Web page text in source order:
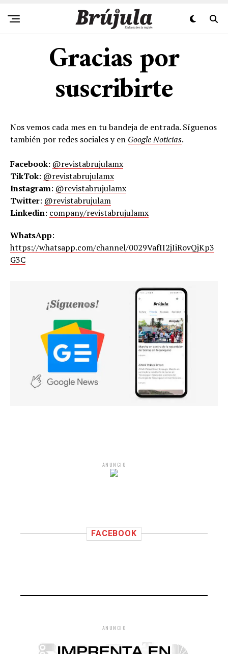
Gracias por
suscribirte
Nos vemos cada mes en tu bandeja de entrada. Síguenos
también por redes sociales y en Google Noticias.
Facebook: @revistabrujulamx
TikTok: @revistabrujulamx
Instagram: @revistabrujulamx
Twitter: @revistabrujulam
Linkedin: company/revistabrujulamx
WhatsApp:
https://whatsapp.com/channel/0029VafII2jIiRovQjKp3
G3C
ANUNCIO
FACEBOOK
ANUNCIO